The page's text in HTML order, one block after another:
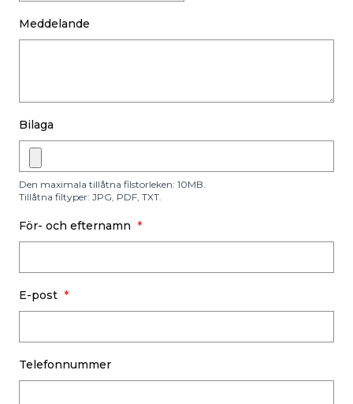
Meddelande
Bilaga
Den maximala tillåtna filstorleken: 10MB.
Tillåtna filtyper: JPG, PDF, TXT.
För- och efternamn
E-post
Telefonnummer